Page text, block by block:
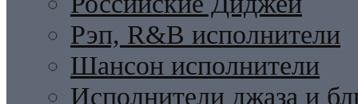
Рэп, R&B исполнители
Шансон исполнители
Исполнители джаза и